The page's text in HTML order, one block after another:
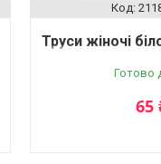
Труси жіночі
Готово
65